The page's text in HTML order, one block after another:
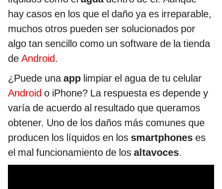
hay casos en los que el daño ya es irreparable,
muchos otros pueden ser solucionados por
algo tan sencillo como un software de la tienda
de Android.
¿Puede unaapp limpiar el agua de tu celular
Android o iPhone? La respuesta es depende y
varía de acuerdo al resultado que queramos
obtener. Uno de los daños más comunes que
producen los líquidos en los smartphones es
el mal funcionamiento de los altavoces.